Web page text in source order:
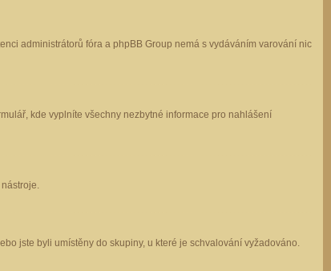
administrátorů fóra a phpBB Group nemá s vydáváním varování nic
kde vyplníte všechny nezbytné informace pro nahlášení
jste byli umístěny do skupiny, u které je schvalování vyžadováno.